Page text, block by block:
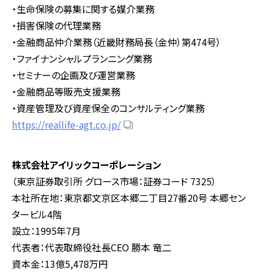
・生命保険の募集に関する媒介業務
・損害保険の代理業務
・金融商品仲介業務（近畿財務局長（金仲）第474号）
・ファイナンシャルプランニング業務
・セミナーの企画及び運営業務
・金融商品等販売支援業務
・資産管理及び資産保全のコンサルティング業務
https://reallife-agt.co.jp/
株式会社アイリックコーポレーション
（東京証券取引所 グロース市場：証券コード 7325）
本社所在地：東京都文京区本郷二丁目27番20号 本郷セン
タービル4階
設立：1995年7月
代表者：代表取締役社長CEO 勝本 竜二
資本金：13億5,478万円